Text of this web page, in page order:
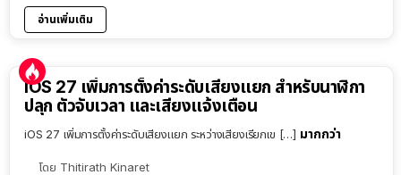
อ่านเพิ่มเติม
iOS 27 เพิ่มการตั้งค่าระดับเสียงแยก สำหรับนาฬิกา
ปลุก ตัวจับเวลา และเสียงแจ้งเตือน
iOS 27 เพิ่มการตั้งค่าระดับเสียงแยก ระหว่างเสียงเรียกเข […] มากกว่า
โดย Thitirath Kinaret